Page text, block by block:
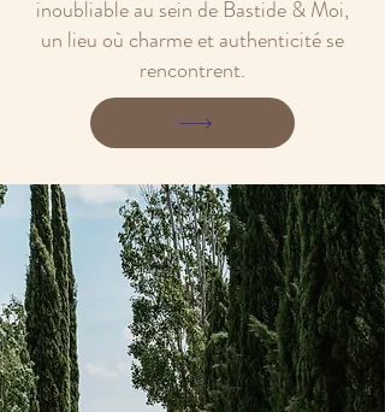
inoubliable au sein de Bastide & Moi,
un lieu où charme et authenticité se
rencontrent.